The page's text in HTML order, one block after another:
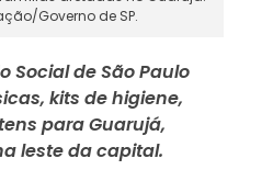
Governo de SP.
Social de São Paulo
kits de higiene,
para Guarujá,
leste da capital.